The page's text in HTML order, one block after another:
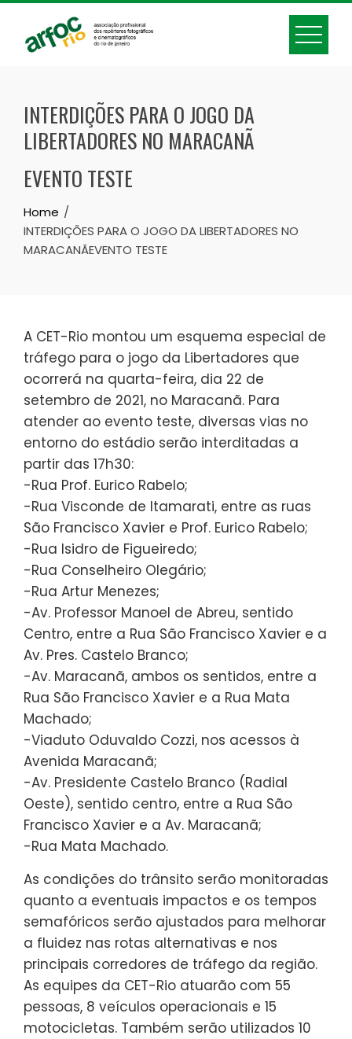
Skip
content
INTERDIÇÕES PARA O JOGO DA
LIBERTADORES NO MARACANÃ
EVENTO TESTE
Home
INTERDIÇÕES PARA O JOGO DA LIBERTADORES NO
MARACANÃEVENTO TESTE
A CET-Rio montou um esquema especial de
tráfego para o jogo da Libertadores que
ocorrerá na quarta-feira, dia 22 de
setembro de 2021, no Maracanã. Para
atender ao evento teste, diversas vias no
entorno do estádio serão interditadas a
partir das 17h30:
-Rua Prof. Eurico Rabelo;
-Rua Visconde de Itamarati, entre as ruas
São Francisco Xavier e Prof. Eurico Rabelo;
-Rua Isidro de Figueiredo;
-Rua Conselheiro Olegário;
-Rua Artur Menezes;
-Av. Professor Manoel de Abreu, sentido
Centro, entre a Rua São Francisco Xavier e a
Av. Pres. Castelo Branco;
-Av. Maracanã, ambos os sentidos, entre a
Rua São Francisco Xavier e a Rua Mata
Machado;
-Viaduto Oduvaldo Cozzi, nos acessos à
Avenida Maracanã;
-Av. Presidente Castelo Branco (Radial
Oeste), sentido centro, entre a Rua São
Francisco Xavier e a Av. Maracanã;
-Rua Mata Machado.
As condições do trânsito serão monitoradas
quanto a eventuais impactos e os tempos
semafóricos serão ajustados para melhorar
a fluidez nas rotas alternativas e nos
principais corredores de tráfego da região.
As equipes da CET-Rio atuarão com 55
pessoas, 8 veículos operacionais e 15
motocicletas. Também serão utilizados 10